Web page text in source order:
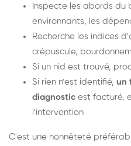
Inspecte les abords du
environnants, les
Recherche les indices
crépuscule,
Si un nid est trouvé,
Si rien n'est identifié, un
diagnostic est facturé,
l'intervention
C'est une honnêteté